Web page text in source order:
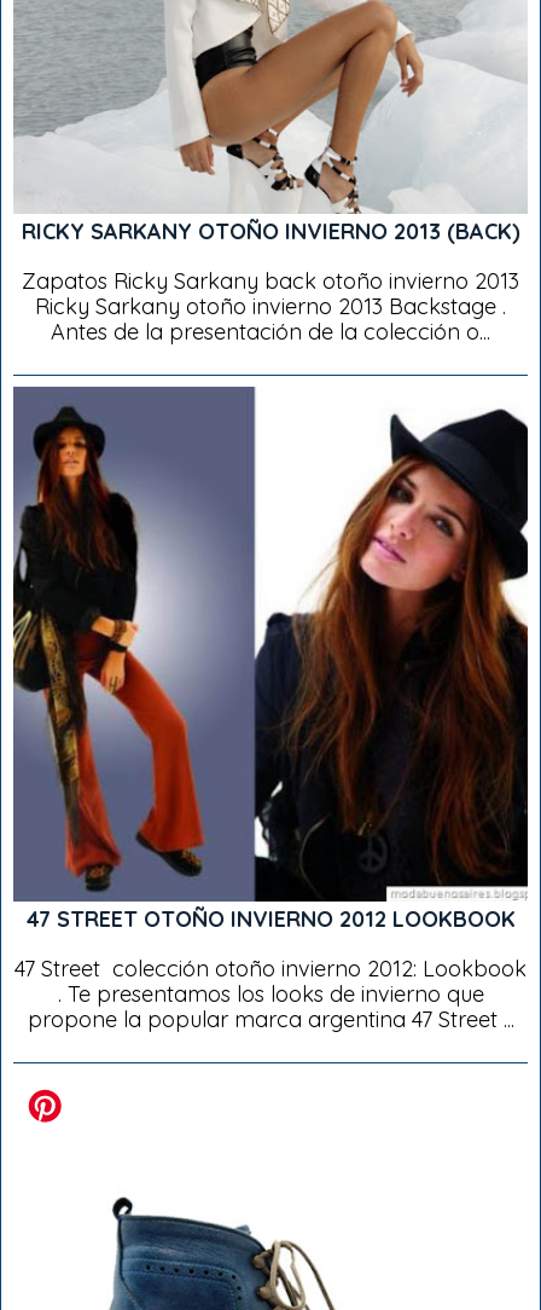
RICKY SARKANY OTOÑO INVIERNO 2013 (BACK)
Zapatos Ricky Sarkany back otoño invierno 2013
Ricky Sarkany otoño invierno 2013 Backstage .
Antes de la presentación de la colección o...
47 STREET OTOÑO INVIERNO 2012 LOOKBOOK
47 Street colección otoño invierno 2012: Lookbook
. Te presentamos los looks de invierno que
propone la popular marca argentina 47 Street ...